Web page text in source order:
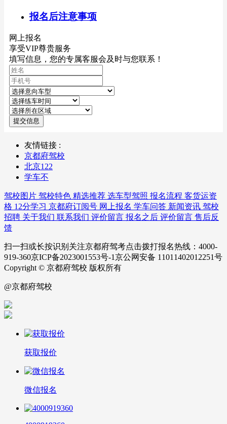
报名后注意事项
网上报名
享受VIP尊贵服务
填写信息，您的专属客服会及时与您联系！
提交信息
友情链接 :
京都府驾校
北京122
学车不
驾校图片 驾校特色 精选推荐 选车型驾照 报名流程 客货运资
格 12分学习 京都府订阅号 网上报名 学车问答 新闻资讯 驾校
招聘 关于我们 联系我们 评价留言 报名之后 评价留言 售后反
馈
扫一扫或长按识别关注京都府驾考点击拨打报名热线：4000-
919-360京ICP备2023001553号-1京公网安备 11011402012251号
Copyright © 京都府驾校 版权所有
@京都府驾校
获取报价
微信报名